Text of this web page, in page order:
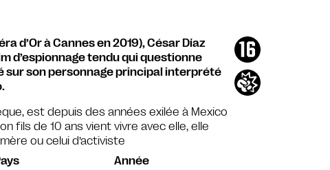
d’Or à Cannes en 2019), César Díaz
d’espionnage tendu qui questionne
son personnage principal interprété
est depuis des années exilée à Mexico
fils de 10 ans vient vivre avec elle, elle
ou celui d’activiste
Année